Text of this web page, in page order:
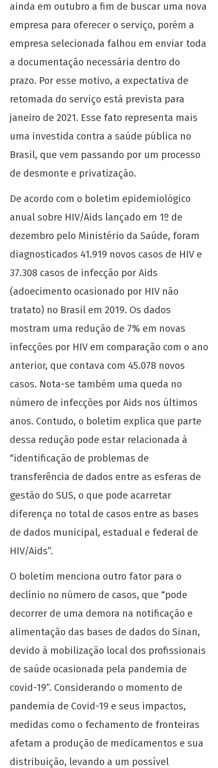
Não ao fim do Hospital Federal da Lagoa!
dezembro
de 2020
wp-
admin
Combater a agenda anti-trans do Conselho
Federal de Medicina
14 de
dezembro
de 2020
admin
Pela Descriminalização e para Além dela
dezembro
de 2020
admin
14 de
dezembro
wp-
admin
DEBATE: Meio milhão de mortos: análise do
marco do genocídio brasileiro
ainda em outubro a fim de buscar uma nova
empresa para oferecer o serviço, porém a
empresa selecionada falhou em enviar toda
a documentação necessária dentro do
prazo. Por esse motivo, a expectativa de
retomada do serviço está prevista para
janeiro de 2021. Esse fato representa mais
uma investida contra a saúde pública no
Brasil, que vem passando por um processo
de desmonte e privatização.
De acordo com o boletim epidemiológico
anual sobre HIV/Aids lançado em 1º de
dezembro pelo Ministério da Saúde, foram
diagnosticados 41.919 novos casos de HIV e
37.308 casos de infecção por Aids
(adoecimento ocasionado por HIV não
tratato) no Brasil em 2019. Os dados
mostram uma redução de 7% em novas
infecções por HIV em comparação com o ano
anterior, que contava com 45.078 novos
casos. Nota-se também uma queda no
número de infecções por Aids nos últimos
anos. Contudo, o boletim explica que parte
dessa redução pode estar relacionada à
“identificação de problemas de
transferência de dados entre as esferas de
gestão do SUS, o que pode acarretar
diferença no total de casos entre as bases
de dados municipal, estadual e federal de
HIV/Aids”.
O boletim menciona outro fator para o
declínio no número de casos, que “pode
decorrer de uma demora na notificação e
alimentação das bases de dados do Sinan,
devido à mobilização local dos profissionais
de saúde ocasionada pela pandemia de
covid-19”. Considerando o momento de
pandemia de Covid-19 e seus impactos,
medidas como o fechamento de fronteiras
afetam a produção de medicamentos e sua
distribuição, levando a um possível